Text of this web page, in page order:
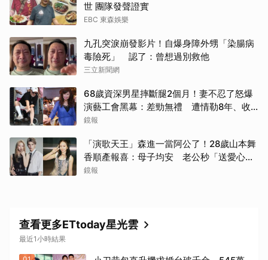
世 團隊發聲證實
EBC 東森娛樂
九孔突淚崩發影片！自爆身障外甥「染腸病
毒險死」 認了：曾想過別救他
三立新聞網
68歲資深男星摔斷腿2個月！妻不忍了怒爆
演藝工會黑幕：差勁無禮 遭情勒8年、收
二手探病禮
鏡報
「演歌天王」森進一當阿公了！28歲山本舞
香順產報喜：母子均安 老公秒「送愛心」
閃炸
鏡報
查看更多ETtoday星光雲
最近1小時結果